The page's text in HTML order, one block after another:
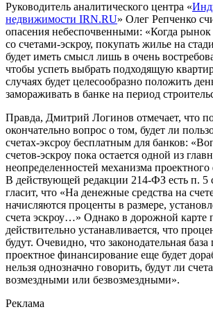
Руководитель аналитического центра «
недвижимости IRN.RU» Олег Репченко
опасения небеспочвенными: «Когда рынок
со счетами-эскроу, покупать жилье на
будет иметь смысл лишь в очень
чтобы успеть выбрать подходящую
случаях будет целесообразно положить
замораживать в банке на период
Правда, Дмитрий Логинов отмечает, что
окончательно вопрос о том, будет ли
счетах-эксроу бесплатным для банков:
счетов-эскроу пока остается одной из
неопределенностей механизма
В действующей редакции 214-ФЗ есть п. 5
гласит, что «На денежные средства на
начисляются проценты в размере,
счета эскроу…» Однако в дорожной карте
действительно устанавливается, что
будут. Очевидно, что законодательная база
проектное финансирование еще будет
нельзя однозначно говорить, будут ли
возмездными или безвозмездными».
Реклама